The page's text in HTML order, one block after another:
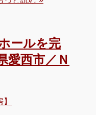
ールを完
愛西市／Ｎ